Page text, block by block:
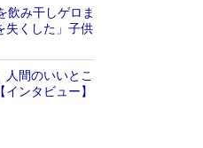
飲み干しゲロま
失くした」子供
間のいいとこ
ンタビュー】